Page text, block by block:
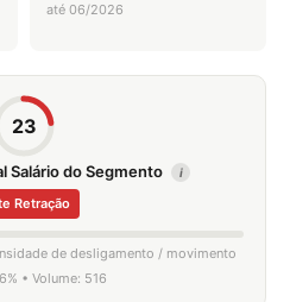
até 06/2026
23
Salário do Segmento i
Retração
de desligamento / movimento
• Volume: 516